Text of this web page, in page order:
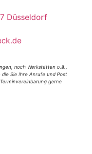
Düsseldorf
noch Werkstätten o.ä.,
Sie Ihre Anrufe und Post
gerne